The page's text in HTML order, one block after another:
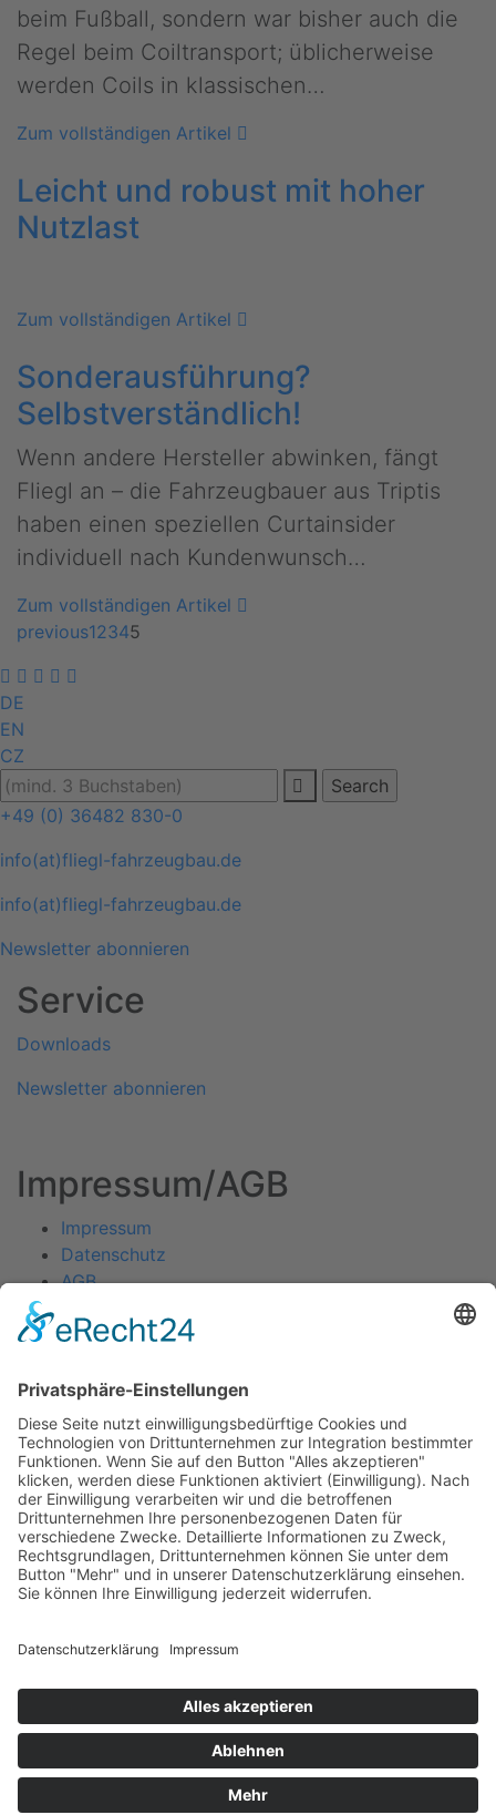
beim Fußball, sondern war bisher auch die
Regel beim Coiltransport; üblicherweise
werden Coils in klassischen…
Zum vollständigen Artikel
Leicht und robust mit hoher
Nutzlast
Zum vollständigen Artikel
Sonderausführung?
Selbstverständlich!
Wenn andere Hersteller abwinken, fängt
Fliegl an – die Fahrzeugbauer aus Triptis
haben einen speziellen Curtainsider
individuell nach Kundenwunsch…
Zum vollständigen Artikel
previous12345
DE
EN
CZ
+49 (0) 36482 830-0
info(at)fliegl-fahrzeugbau.de
info(at)fliegl-fahrzeugbau.de
Newsletter abonnieren
Service
Downloads
Newsletter abonnieren
Impressum/AGB
Impressum
Datenschutz
AGB
Firmengruppe Fliegl
Fliegl Agrartechnik
Fliegl AGRO-CENTER
Fliegl Bau- und Kommunaltechnik
Fliegl Dosiertechnik
Fliegl Forsttechnik
Kontakt
Fliegl Fahrzeugbau GmbH
D - 07819 Triptis
Tel: +49 (0) 36482/830-0
Fax: +49 (0) 36482/830-60
info(at)fliegl-fahrzeugbau.de